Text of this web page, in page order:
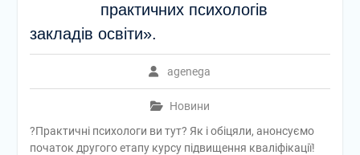
практичних психологів
закладів освіти».
agenega
Новини
?Практичні психологи ви тут? Як і обіцяли, анонсуємо
початок другого етапу курсу підвищення кваліфікації!